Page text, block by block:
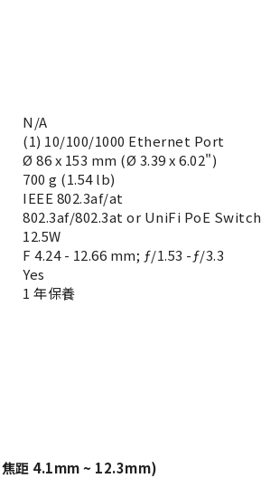
N/A
(1) 10/100/1000 Ethernet Port
Ø 86 x 153 mm (Ø 3.39 x 6.02")
700 g (1.54 lb)
IEEE 802.3af/at
802.3af/802.3at or UniFi PoE Switch
12.5W
F 4.24 - 12.66 mm; ƒ/1.53 -ƒ/3.3
Yes
1 年保養
距 4.1mm ~ 12.3mm)